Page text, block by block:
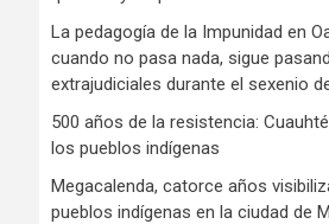
La pedagogía de la Impunidad en
cuando no pasa nada, sigue
extrajudiciales durante el sexenio
500 años de la resistencia:
los pueblos indígenas
Megacalenda, catorce años
pueblos indígenas en la ciudad de